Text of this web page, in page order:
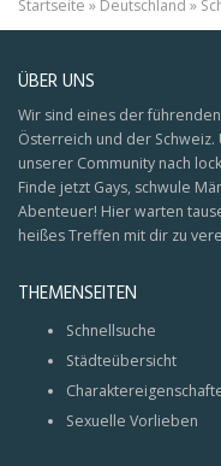
Startseite » Deutschland »
ÜBER UNS
Wir sind eines der
Österreich und der
unserer Community nach
Finde jetzt Gays, schwule
Abenteuer! Hier warten
heißes Treffen mit dir zu
THEMENSEITEN
Schnellsuche
Städteübersicht
Sexuelle Vorlieben